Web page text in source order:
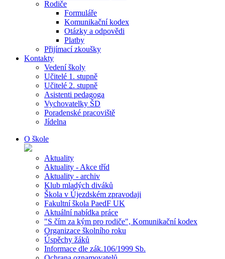
Rodiče
Formuláře
Komunikační kodex
Otázky a odpovědi
Platby
Přijímací zkoušky
Kontakty
Vedení školy
Učitelé 1. stupně
Učitelé 2. stupně
Asistenti pedagoga
Vychovatelky ŠD
Poradenské pracoviště
Jídelna
O škole
Aktuality
Aktuality - Akce tříd
Aktuality - archiv
Klub mladých diváků
Škola v Újezdském zpravodaji
Fakultní škola PaedF UK
Aktuální nabídka práce
"S čím za kým pro rodiče", Komunikační kodex
Organizace školního roku
Úspěchy žáků
Informace dle zák.106/1999 Sb.